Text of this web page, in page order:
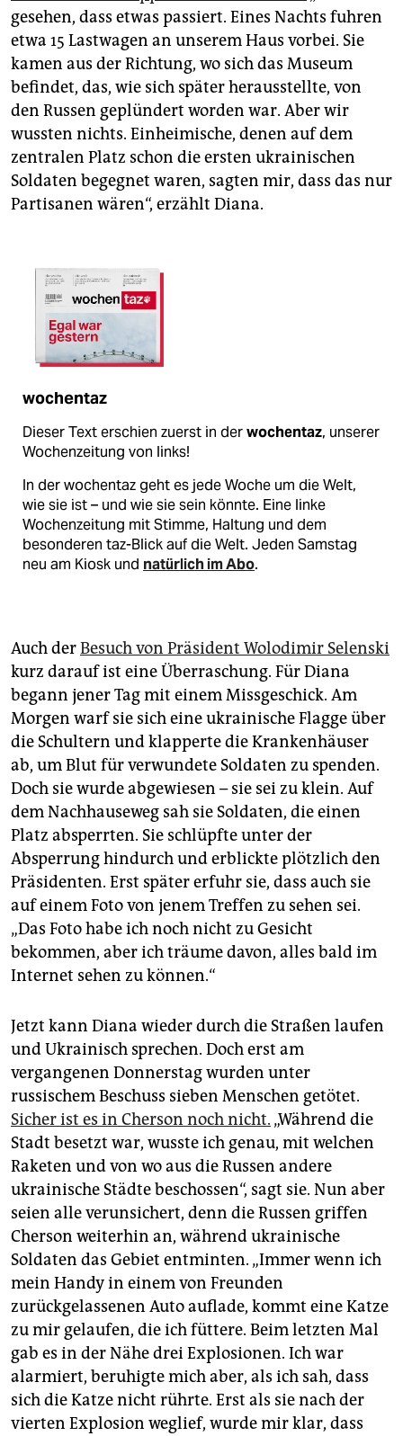
gesehen, dass etwas passiert. Eines Nachts fuhren
etwa 15 Lastwagen an unserem Haus vorbei. Sie
kamen aus der Richtung, wo sich das Museum
befindet, das, wie sich später herausstellte, von
den Russen geplündert worden war. Aber wir
wussten nichts. Einheimische, denen auf dem
zentralen Platz schon die ersten ukrainischen
Soldaten begegnet waren, sagten mir, dass das nur
Partisanen wären“, erzählt Diana.
wochentaz
Dieser Text erschien zuerst in derwochentaz, unserer
Wochenzeitung von links!
In der wochentaz geht es jede Woche um die Welt,
wie sie ist – und wie sie sein könnte. Eine linke
Wochenzeitung mit Stimme, Haltung und dem
besonderen taz-Blick auf die Welt. Jeden Samstag
neu am Kiosk und natürlich im Abo.
Auch derBesuch von Präsident Wolodimir Selenski
kurz darauf ist eine Überraschung. Für Diana
begann jener Tag mit einem Missgeschick. Am
Morgen warf sie sich eine ukrainische Flagge über
die Schultern und klapperte die Krankenhäuser
ab, um Blut für verwundete Soldaten zu spenden.
Doch sie wurde abgewiesen – sie sei zu klein. Auf
dem Nachhauseweg sah sie Soldaten, die einen
Platz absperrten. Sie schlüpfte unter der
Absperrung hindurch und erblickte plötzlich den
Präsidenten. Erst später erfuhr sie, dass auch sie
auf einem Foto von jenem Treffen zu sehen sei.
„Das Foto habe ich noch nicht zu Gesicht
bekommen, aber ich träume davon, alles bald im
Internet sehen zu können.“
Jetzt kann Diana wieder durch die Straßen laufen
und Ukrainisch sprechen. Doch erst am
vergangenen Donnerstag wurden unter
russischem Beschuss sieben Menschen getötet.
Sicher ist es in Cherson noch nicht. „Während die
Stadt besetzt war, wusste ich genau, mit welchen
Raketen und von wo aus die Russen andere
ukrainische Städte beschossen“, sagt sie. Nun aber
seien alle verunsichert, denn die Russen griffen
Cherson weiterhin an, während ukrainische
Soldaten das Gebiet entminten. „Immer wenn ich
mein Handy in einem von Freunden
zurückgelassenen Auto auflade, kommt eine Katze
zu mir gelaufen, die ich füttere. Beim letzten Mal
gab es in der Nähe drei Explosionen. Ich war
alarmiert, beruhigte mich aber, als ich sah, dass
sich die Katze nicht rührte. Erst als sie nach der
vierten Explosion weglief, wurde mir klar, dass